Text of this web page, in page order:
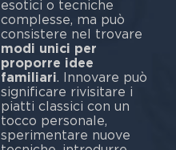
esotici o tecniche
complesse, ma può
consistere nel trovare
modi unici per
proporre idee
familiari. Innovare può
significare rivisitare i
piatti classici con un
tocco personale,
sperimentare nuove